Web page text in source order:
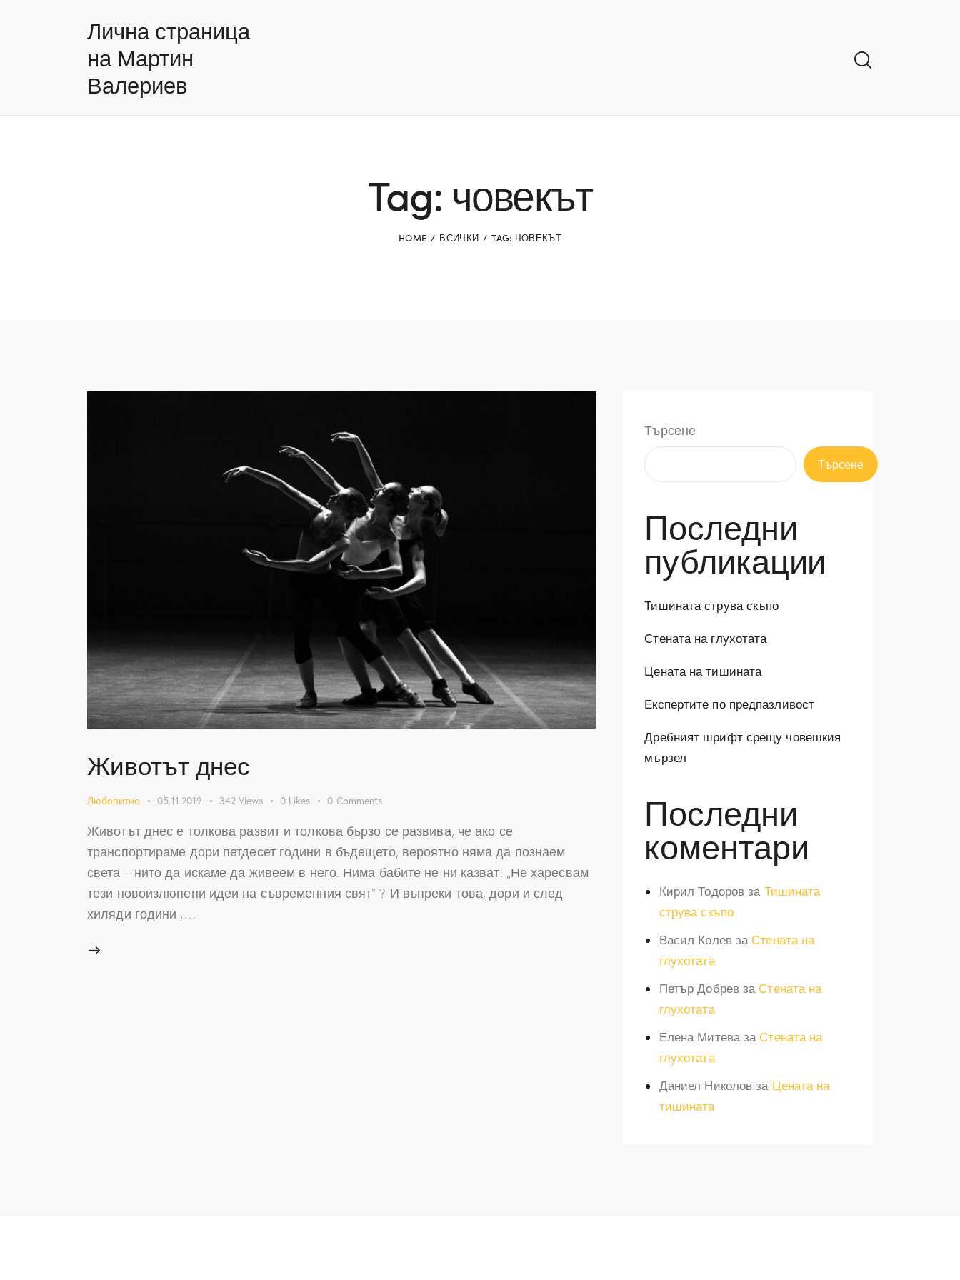
Лична страница
на Мартин
Валериев
Tag: човекът
HOME ВСИЧКИ TAG: ЧОВЕКЪТ
Животът днес
Любопитно 05.11.2019 342 Views 0 Likes 0 Comments
Животът днес е толкова развит и толкова бързо се развива, че ако се
транспортираме дори петдесет години в бъдещето, вероятно няма да познаем
света – нито да искаме да живеем в него. Нима бабите не ни казват: „Не харесвам
тези новоизлюпени идеи на съвременния свят“ ? И въпреки това, дори и след
хиляди години ,…
Търсене
Търсене
Последни
публикации
Тишината струва скъпо
Стената на глухотата
Цената на тишината
Експертите по предпазливост
Дребният шрифт срещу човешкия
мързел
Последни
коментари
Кирил Тодоров за Тишината
струва скъпо
Васил Колевза Стената на
глухотата
Петър Добревза Стената на
глухотата
Елена Митеваза Стената на
глухотата
Даниел Николов за Цената на
тишината